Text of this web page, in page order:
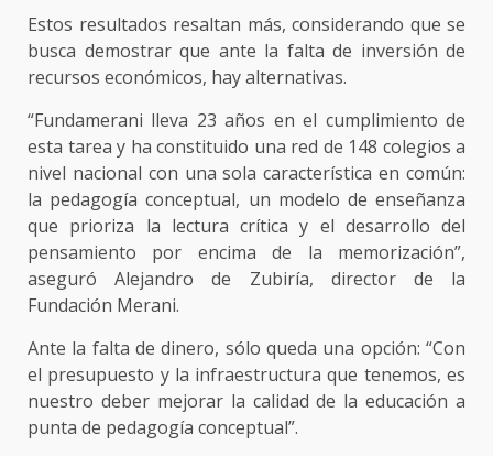
Estos resultados resaltan más, considerando que se
busca demostrar que ante la falta de inversión de
recursos económicos, hay alternativas.
“Fundamerani lleva 23 años en el cumplimiento de
esta tarea y ha constituido una red de 148 colegios a
nivel nacional con una sola característica en común:
la pedagogía conceptual, un modelo de enseñanza
que prioriza la lectura crítica y el desarrollo del
pensamiento por encima de la memorización”,
aseguró Alejandro de Zubiría, director de la
Fundación Merani.
Ante la falta de dinero, sólo queda una opción: “Con
el presupuesto y la infraestructura que tenemos, es
nuestro deber mejorar la calidad de la educación a
punta de pedagogía conceptual”.